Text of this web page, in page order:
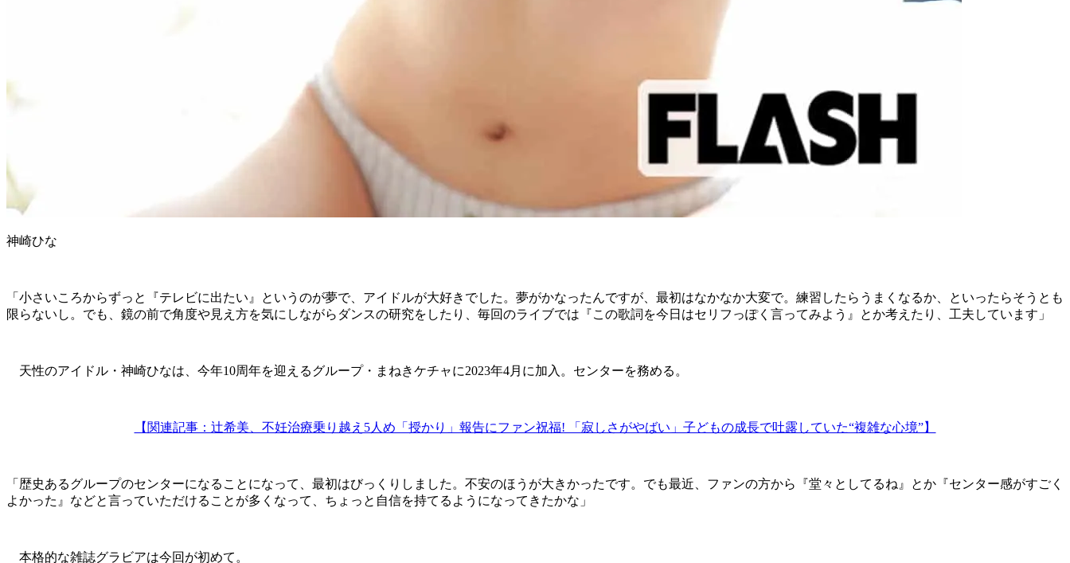
神崎ひな
「小さいころからずっと『テレビに出たい』というのが夢で、アイドルが大好きでした。夢がかなったんですが、最初はなかなか大変で。練習したらうまくなるか、といったらそうとも
限らないし。でも、鏡の前で角度や見え方を気にしながらダンスの研究をしたり、毎回のライブでは『この歌詞を今日はセリフっぽく言ってみよう』とか考えたり、工夫しています」
天性のアイドル・神崎ひなは、今年10周年を迎えるグループ・まねきケチャに2023年4月に加入。センターを務める。
【関連記事：辻希美、不妊治療乗り越え5人め「授かり」報告にファン祝福! 「寂しさがやばい」子どもの成長で吐露していた“複雑な心境”】
「歴史あるグループのセンターになることになって、最初はびっくりしました。不安のほうが大きかったです。でも最近、ファンの方から『堂々としてるね』とか『センター感がすごく
よかった』などと言っていただけることが多くなって、ちょっと自信を持てるようになってきたかな」
本格的な雑誌グラビアは今回が初めて。